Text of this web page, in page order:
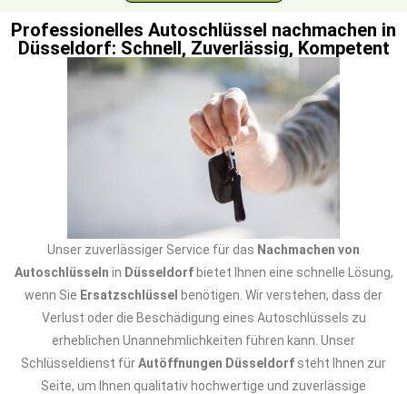
Professionelles Autoschlüssel nachmachen in
Düsseldorf: Schnell, Zuverlässig, Kompetent
Unser zuverlässiger Service für das Nachmachen von
Autoschlüsseln in Düsseldorfbietet Ihnen eine schnelle Lösung,
wenn Sie Ersatzschlüssel benötigen. Wir verstehen, dass der
Verlust oder die Beschädigung eines Autoschlüssels zu
erheblichen Unannehmlichkeiten führen kann. Unser
Schlüsseldienst fürAutöffnungen Düsseldorf steht Ihnen zur
Seite, um Ihnen qualitativ hochwertige und zuverlässige